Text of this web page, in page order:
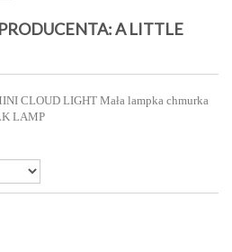
A LITTLE
CLOUD LIGHT Mała lampka chmurka
LAMP